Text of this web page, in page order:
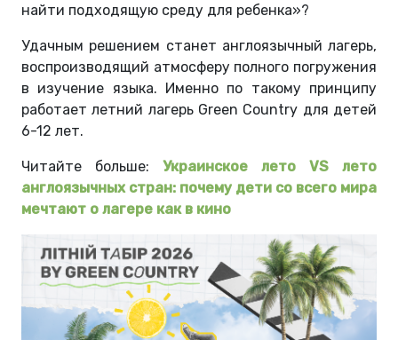
найти подходящую среду для ребенка»?
Удачным решением станет англоязычный лагерь,
воспроизводящий атмосферу полного погружения
в изучение языка. Именно по такому принципу
работает летний лагерь Green Country для детей
6-12 лет.
Читайте больше: Украинское лето VS лето
англоязычных стран: почему дети со всего мира
мечтают о лагере как в кино